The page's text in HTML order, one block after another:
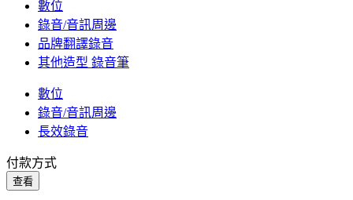
數位
錄音/音訊周邊
品牌翻譯錄音
其他造型 錄音筆
數位
錄音/音訊周邊
長效錄音
付款方式
查看